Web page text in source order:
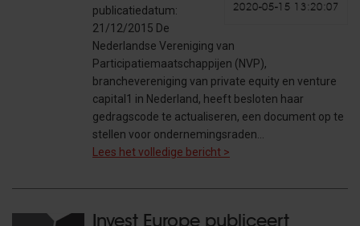
2020-05-15 13:20:07
publicatiedatum:
21/12/2015 De
Nederlandse Vereniging van
Participatiemaatschappijen (NVP),
branchevereniging van private equity en venture
capital1 in Nederland, heeft besloten haar
gedragscode te actualiseren, een document op te
stellen voor ondernemingsraden…
Lees het volledige bericht >
Invest Europe publiceert